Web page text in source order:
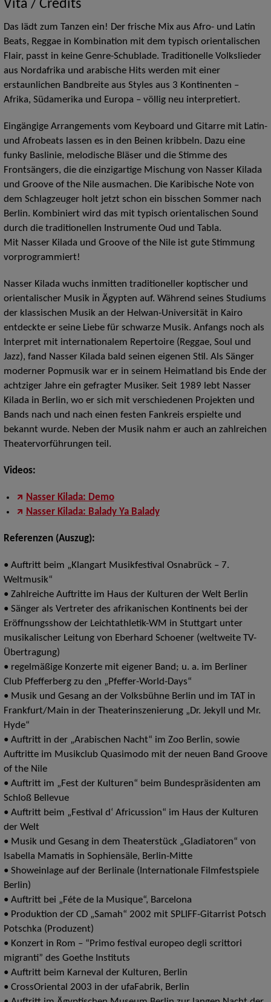
Vita / Credits
Das lädt zum Tanzen ein! Der frische Mix aus Afro- und Latin
Beats, Reggae in Kombination mit dem typisch orientalischen
Flair, passt in keine Genre-Schublade. Traditionelle Volkslieder
aus Nordafrika und arabische Hits werden mit einer
erstaunlichen Bandbreite aus Styles aus 3 Kontinenten –
Afrika, Südamerika und Europa – völlig neu interpretiert.
Eingängige Arrangements vom Keyboard und Gitarre mit Latin-
und Afrobeats lassen es in den Beinen kribbeln. Dazu eine
funky Baslinie, melodische Bläser und die Stimme des
Frontsängers, die die einzigartige Mischung von Nasser Kilada
und Groove of the Nile ausmachen. Die Karibische Note von
dem Schlagzeuger holt jetzt schon ein bisschen Sommer nach
Berlin. Kombiniert wird das mit typisch orientalischen Sound
durch die traditionellen Instrumente Oud und Tabla.
Mit Nasser Kilada und Groove of the Nile ist gute Stimmung
vorprogrammiert!
Nasser Kilada wuchs inmitten traditioneller koptischer und
orientalischer Musik in Ägypten auf. Während seines Studiums
der klassischen Musik an der Helwan-Universität in Kairo
entdeckte er seine Liebe für schwarze Musik. Anfangs noch als
Interpret mit internationalem Repertoire (Reggae, Soul und
Jazz), fand Nasser Kilada bald seinen eigenen Stil. Als Sänger
moderner Popmusik war er in seinem Heimatland bis Ende der
achtziger Jahre ein gefragter Musiker. Seit 1989 lebt Nasser
Kilada in Berlin, wo er sich mit verschiedenen Projekten und
Bands nach und nach einen festen Fankreis erspielte und
bekannt wurde. Neben der Musik nahm er auch an zahlreichen
Theatervorführungen teil.
Videos:
Nasser Kilada: Demo
Nasser Kilada: Balady Ya Balady
Referenzen (Auszug):
• Auftritt beim „Klangart Musikfestival Osnabrück – 7.
Weltmusik“
• Zahlreiche Auftritte im Haus der Kulturen der Welt Berlin
• Sänger als Vertreter des afrikanischen Kontinents bei der
Eröffnungsshow der Leichtathletik-WM in Stuttgart unter
musikalischer Leitung von Eberhard Schoener (weltweite TV-
Übertragung)
• regelmäßige Konzerte mit eigener Band; u. a. im Berliner
Club Pfefferberg zu den „Pfeffer-World-Days“
• Musik und Gesang an der Volksbühne Berlin und im TAT in
Frankfurt/Main in der Theaterinszenierung „Dr. Jekyll und Mr.
Hyde“
• Auftritt in der „Arabischen Nacht“ im Zoo Berlin, sowie
Auftritte im Musikclub Quasimodo mit der neuen Band Groove
of the Nile
• Auftritt im „Fest der Kulturen“ beim Bundespräsidenten am
Schloß Bellevue
• Auftritt beim „Festival d‘ Africussion“ im Haus der Kulturen
der Welt
• Musik und Gesang in dem Theaterstück „Gladiatoren“ von
Isabella Mamatis in Sophiensäle, Berlin-Mitte
• Showeinlage auf der Berlinale (Internationale Filmfestspiele
Berlin)
• Auftritt bei „Féte de la Musique“, Barcelona
• Produktion der CD „Samah“ 2002 mit SPLIFF-Gitarrist Potsch
Potschka (Produzent)
• Konzert in Rom – “Primo festival europeo degli scrittori
migranti” des Goethe Instituts
• Auftritt beim Karneval der Kulturen, Berlin
• CrossOriental 2003 in der ufaFabrik, Berlin